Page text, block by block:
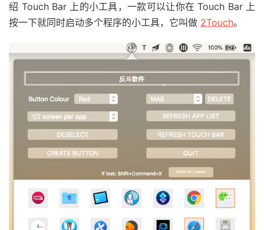
绍 Touch Bar 上的小工具，一款可以让你在 Touch Bar 上
按一下就同时启动多个程序的小工具，它叫做 2Touch。